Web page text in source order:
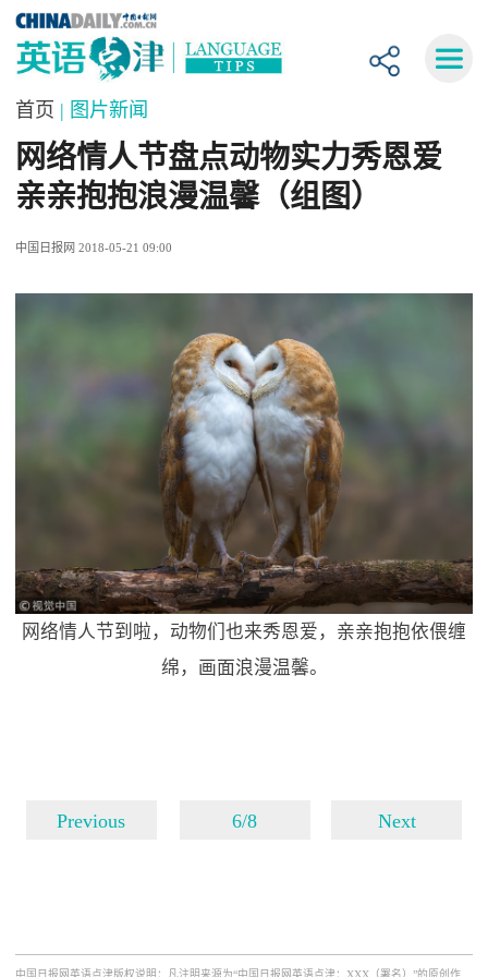
首页 | 图片新闻
网络情人节盘点动物实力秀恩爱
亲亲抱抱浪漫温馨（组图）
中国日报网 2018-05-21 09:00
网络情人节到啦，动物们也来秀恩爱，亲亲抱抱依偎缠
绵，画面浪漫温馨。
Previous 6/8 Next
中国日报网英语点津版权说明：凡注明来源为“中国日报网英语点津：XXX（署名）”的原创作